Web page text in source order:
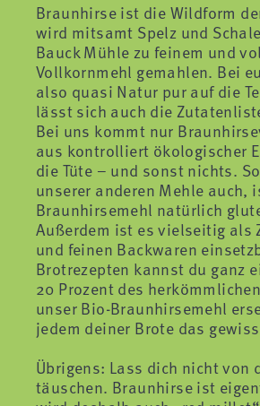
Braunhirse ist die Wildform
wird mitsamt Spelz und
Bauck Mühle zu feinem und
Vollkornmehl gemahlen. Bei
also quasi Natur pur auf die
lässt sich auch die
Bei uns kommt nur
aus kontrolliert ökologischer
die Tüte – und sonst nichts.
unserer anderen Mehle auch,
Braunhirsemehl natürlich
Außerdem ist es vielseitig als
und feinen Backwaren
Brotrezepten kannst du ganz
20 Prozent des
unser Bio-Braunhirsemehl
jedem deiner Brote das
Übrigens: Lass dich nicht von
täuschen. Braunhirse ist